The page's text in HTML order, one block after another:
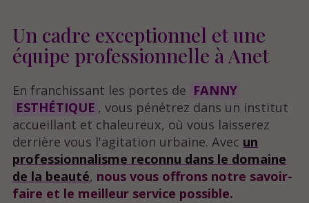
Un cadre exceptionnel et une
équipe professionnelle à Anet
En franchissant les portes de FANNY
ESTHÉTIQUE , vous pénétrez dans un institut
accueillant et chaleureux, où vous laisserez
derrière vous l'agitation urbaine. Avec un
professionnalisme reconnu dans le domaine
de la beauté, nous vous offrons notre savoir-
faire et le meilleur service possible.